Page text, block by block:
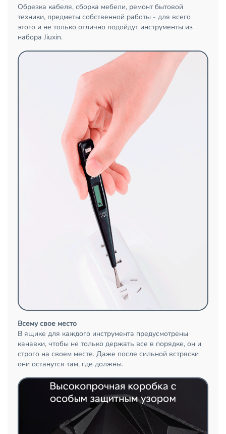
Обрезка кабеля, сборка мебели, ремонт бытовой
техники, предметы собственной работы - для всего
этого и не только отлично подойдут инструменты из
набора Jiuxin.
Всему свое место
В ящике для каждого инструмента предусмотрены
канавки, чтобы не только держать все в порядке, он и
строго на своем месте. Даже после сильной встряски
они останутся там, где должны.